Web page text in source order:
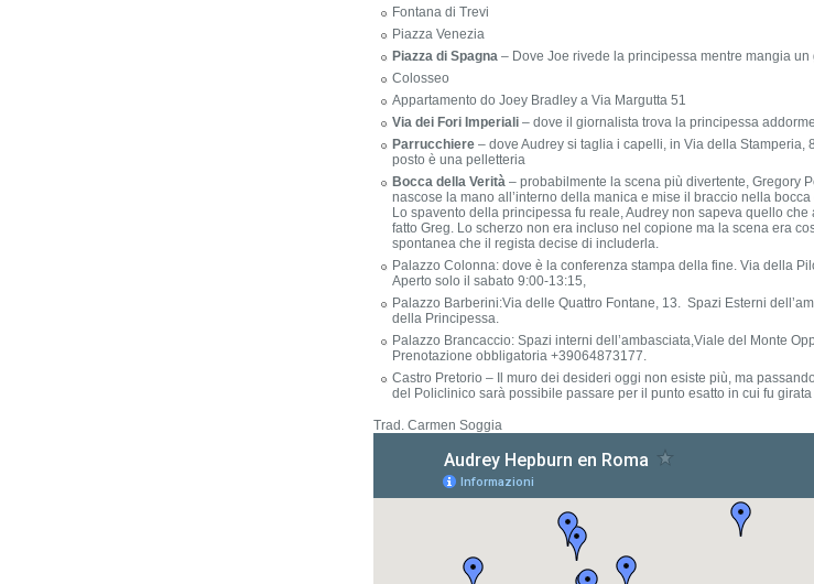
Fontana di Trevi
Piazza Venezia
Piazza di Spagna – Dove Joe rivede la principessa mentre mangia un
Colosseo
Appartamento do Joey Bradley a Via Margutta 51
Via dei Fori Imperiali – dove il giornalista trova la principessa
Parrucchiere – dove Audrey si taglia i capelli, in Via della Stamperia,
posto è una pelletteria
Bocca della Verità – probabilmente la scena più divertente, Gregory
nascose la mano all’interno della manica e mise il braccio nella bocca
Lo spavento della principessa fu reale, Audrey non sapeva quello che
fatto Greg. Lo scherzo non era incluso nel copione ma la scena era
spontanea che il regista decise di includerla.
Palazzo Colonna: dove è la conferenza stampa della fine. Via della
Aperto solo il sabato 9:00-13:15,
Palazzo Barberini:Via delle Quattro Fontane, 13. Spazi Esterni
della Principessa.
Palazzo Brancaccio: Spazi interni dell’ambasciata,Viale del Monte
Prenotazione obbligatoria +39064873177.
Castro Pretorio – Il muro dei desideri oggi non esiste più, ma
del Policlinico sarà possibile passare per il punto esatto in cui fu
Trad. Carmen Soggia